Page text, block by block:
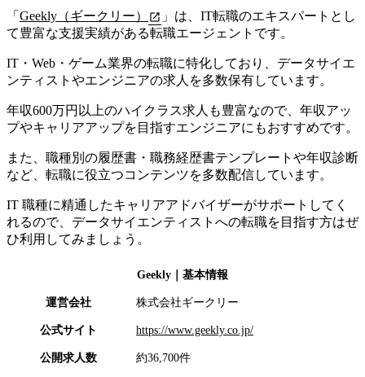
「 Geekly（ギークリー） 」は、 IT転職のエキスパートとし
て豊富な支援実績がある転職エージェント です。
IT・Web・ゲーム業界の転職に特化しており、データサイエ
ンティストやエンジニアの求人を多数保有しています。
年収600万円以上のハイクラス求人も豊富なので、年収アッ
プやキャリアアップを目指すエンジニアにもおすすめです。
また、職種別の履歴書・職務経歴書テンプレートや年収診断
など、転職に役立つコンテンツを多数配信しています。
IT 職種に精通したキャリアアドバイザーがサポートしてく
れるので、データサイエンティストへの転職を目指す方はぜ
ひ利用してみましょう。
Geekly ｜基本情報
運営会社 株式会社ギークリー
公式サイト https://www.geekly.co.jp/
公開求人数 約36,700件